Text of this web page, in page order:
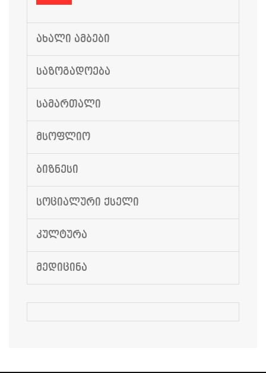
ᲐᲮᲐᲚᲘ ᲐᲛᲑᲔᲑᲘ
ᲡᲐᲖᲝᲒᲐᲓᲝᲔᲑᲐ
ᲡᲐᲛᲐᲠᲗᲐᲚᲘ
ᲛᲡᲝᲤᲚᲘᲝ
ᲑᲘᲖᲜᲔᲡᲘ
ᲡᲝᲪᲘᲐᲚᲣᲠᲘ ᲥᲡᲔᲚᲘ
ᲙᲣᲚᲢᲣᲠᲐ
ᲛᲔᲓᲘᲪᲘᲜᲐ